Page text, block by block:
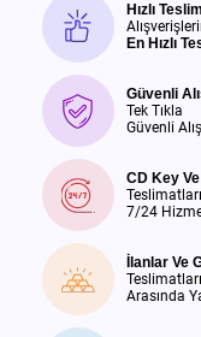
Hızlı
En Hızlı
Güvenli
Tek Tıkla
Güvenli
CD Key
7/24
İlanlar Ve
Teslimatları
Arasında